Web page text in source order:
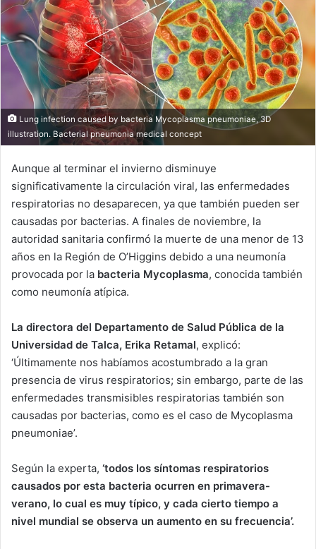
Lung infection caused by bacteria Mycoplasma pneumoniae, 3D
illustration. Bacterial pneumonia medical concept
Aunque al terminar el invierno disminuye
significativamente la circulación viral, las enfermedades
respiratorias no desaparecen, ya que también pueden ser
causadas por bacterias. A finales de noviembre, la
autoridad sanitaria confirmó la muerte de una menor de 13
años en la Región de O’Higgins debido a una neumonía
provocada por la bacteria Mycoplasma, conocida también
como neumonía atípica.
La directora del Departamento de Salud Pública de la
Universidad de Talca, Erika Retamal, explicó:
‘Últimamente nos habíamos acostumbrado a la gran
presencia de virus respiratorios; sin embargo, parte de las
enfermedades transmisibles respiratorias también son
causadas por bacterias, como es el caso de Mycoplasma
pneumoniae’.
Según la experta, ‘todos los síntomas respiratorios
causados por esta bacteria ocurren en primavera-
verano, lo cual es muy típico, y cada cierto tiempo a
nivel mundial se observa un aumento en su frecuencia’.